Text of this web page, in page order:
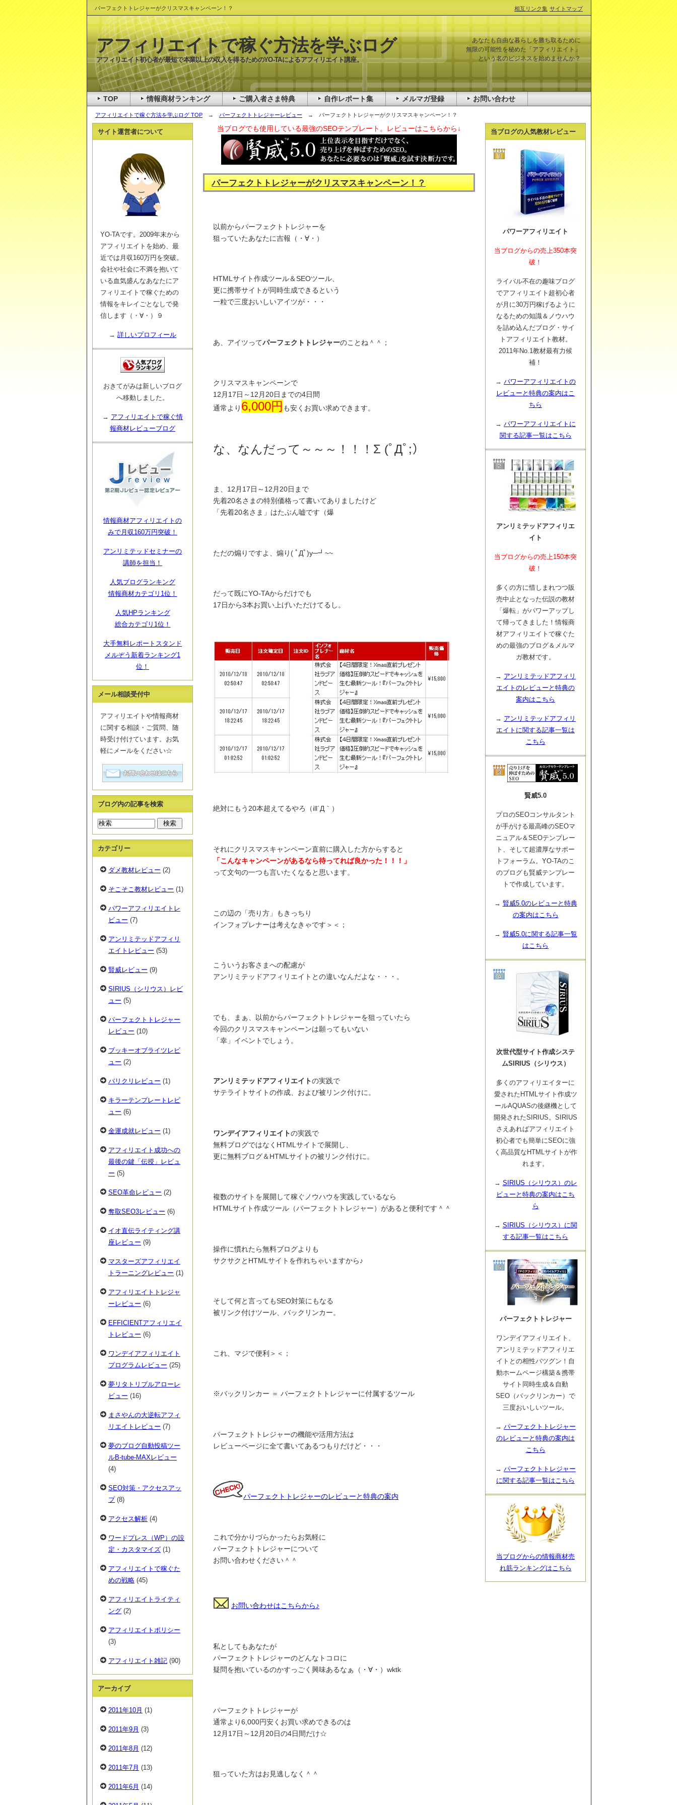
パーフェクトトレジャーがクリスマスキャンペーン！？
アフィリエイトで稼ぐ方法を学ぶログ TOP → パーフェクトトレジャーレビュー → パーフェクトトレジャーがクリスマスキャンペーン！？
当ブログでも使用している最強のSEOテンプレート。レビューはこちらから↓
パーフェクトトレジャーがクリスマスキャンペーン！？
以前からパーフェクトトレジャーを
狙っていたあなたに吉報（・∀・）
HTMLサイト作成ツール＆SEOツール、
更に携帯サイトが同時生成できるという
一粒で三度おいしいアイツが・・・
あ、アイツってパーフェクトトレジャーのことね＾＾；
クリスマスキャンペーンで
12月17日～12月20日までの4日間
通常より 6,000円 も安くお買い求めできます。
な、なんだって～～～！！！Σ (ﾟДﾟ;）
ま、12月17日～12月20日まで
先着20名さまの特別価格って書いてありましたけど
「先着20名さま」はたぶん嘘です（爆
ただの煽りですよ、煽り( ﾟДﾟ)y─┛~~
だって既にYO-TAからだけでも
17日から3本お買い上げいただけてるし。
絶対にもう20本超えてるやろ（ill´Д｀）
それにクリスマスキャンペーン直前に購入した方からすると
「こんなキャンペーンがあるなら待ってれば良かった！！！」
って文句の一つも言いたくなると思います。
この辺の「売り方」もきっちり
インフォプレナーは考えなきゃです＞＜；
こういうお客さまへの配慮が
アンリミテッドアフィリエイトとの違いなんだよな・・・。
でも、まぁ、以前からパーフェクトトレジャーを狙っていたら
今回のクリスマスキャンペーンは願ってもいない
「幸」イベントでしょう。
アンリミテッドアフィリエイトの実践で
サテライトサイトの作成、および被リンク付けに。
ワンデイアフィリエイトの実践で
無料ブログではなくHTMLサイトで展開し、
更に無料ブログ＆HTMLサイトの被リンク付けに。
複数のサイトを展開して稼ぐノウハウを実践しているなら
HTMLサイト作成ツール（パーフェクトトレジャー）があると便利です＾＾
操作に慣れたら無料ブログよりも
サクサクとHTMLサイトを作れちゃいますから♪
そして何と言ってもSEO対策にもなる
被リンク付けツール、バックリンカー。
これ、マジで便利＞＜；
※バックリンカー ＝ パーフェクトトレジャーに付属するツール
パーフェクトトレジャーの機能や活用方法は
レビューページに全て書いてあるつもりだけど・・・
パーフェクトトレジャーのレビューと特典の案内
これで分かりづらかったらお気軽に
パーフェクトトレジャーについて
お問い合わせください＾＾
お問い合わせはこちらから♪
私としてもあなたが
パーフェクトトレジャーのどんなトコロに
疑問を抱いているのかすっごく興味あるなぁ（・∀・）wktk
パーフェクトトレジャーが
通常より6,000円安くお買い求めできるのは
12月17日～12月20日の4日間だけ☆
狙っていた方はお見逃しなく＾＾
サイト運営者について
YO-TAです。2009年末から
アフィリエイトを始め、最
近では月収160万円を突破。
会社や社会に不満を抱いて
いる血気盛んなあなたにア
フィリエイトで稼ぐための
情報をキレイごとなしで発
信します（・∀・）９
→ 詳しいプロフィール
おきてがみは新しいブログ
へ移動しました。
→ アフィリエイトで稼ぐ情
報商材レビューブログ
情報商材アフィリエイトの
みで月収160万円突破！
アンリミテッドセミナーの
講師を担当！
人気ブログランキング
情報商材カテゴリ1位！
人気HPランキング
総合カテゴリ1位！
大手無料レポートスタンド
メルぞう新着ランキング1
位！
メール相談受付中
アフィリエイトや情報商材
に関する相談・ご質問、随
時受け付けています。お気
軽にメールをください☆
ブログ内の記事を検索
カテゴリー
ダメ教材レビュー (2)
そこそこ教材レビュー (1)
パワーアフィリエイトレ
ビュー (7)
アンリミテッドアフィリ
エイトレビュー (53)
賢威レビュー (9)
SIRIUS（シリウス）レビ
ュー (5)
パーフェクトトレジャー
レビュー (10)
ブッキーオブライツレビ
ュー (2)
バリクリレビュー (1)
キラーテンプレートレビ
ュー (6)
金運成就レビュー (1)
アフィリエイト成功への
最後の鍵「伝授」レビュ
ー (5)
SEO革命レビュー (2)
奪取SEO3レビュー (6)
イオ直伝ライティング講
座レビュー (9)
マスターズアフィリエイ
トラーニングレビュー (1)
アフィリエイトトレジャ
ーレビュー (6)
EFFICIENTアフィリエイ
トレビュー (6)
ワンデイアフィリエイト
プログラムレビュー (25)
夢リタトリプルアローレ
ビュー (16)
まさやんの大逆転アフィ
リエイトレビュー (7)
夢のブログ自動投稿ツー
ルB-tube-MAXレビュー
(4)
SEO対策・アクセスアッ
プ(8)
アクセス解析 (4)
ワードプレス（WP）の設
定・カスタマイズ (1)
アフィリエイトで稼ぐた
めの戦略 (45)
アフィリエイトライティ
ング (2)
アフィリエイトポリシー
(3)
アフィリエイト雑記 (90)
アーカイブ
2011年10月 (1)
2011年9月 (3)
2011年8月 (12)
2011年7月 (13)
2011年6月 (14)
当ブログの人気教材レビュー
パワーアフィリエイト
当ブログからの売上350本突
破！
ライバル不在の趣味ブログ
でアフィリエイト超初心者
が月に30万円稼げるように
なるための知識＆ノウハウ
を詰め込んだブログ・サイ
トアフィリエイト教材。
2011年No.1教材最有力候
補！
→ パワーアフィリエイトの
レビューと特典の案内はこ
ちら
→ パワーアフィリエイトに
関する記事一覧はこちら
アンリミテッドアフィリエ
イト
当ブログからの売上150本突
破！
多くの方に惜しまれつつ販
売中止となった伝説の教材
「爆転」がパワーアップし
て帰ってきました！情報商
材アフィリエイトで稼ぐた
めの最強のブログ＆メルマ
ガ教材です。
→ アンリミテッドアフィリ
エイトのレビューと特典の
案内はこちら
→ アンリミテッドアフィリ
エイトに関する記事一覧は
こちら
賢威5.0
プロのSEOコンサルタント
が手がける最高峰のSEOマ
ニュアル＆SEOテンプレー
ト、そして超濃厚なサポー
トフォーラム。YO-TAのこ
のブログも賢威テンプレー
トで作成しています。
→ 賢威5.0のレビューと特典
の案内はこちら
→ 賢威5.0に関する記事一覧
はこちら
次世代型サイト作成システ
ムSIRIUS（シリウス）
多くのアフィリエイターに
愛されたHTMLサイト作成ツ
ールAQUASの後継機として
開発されたSIRIUS。SIRIUS
さえあればアフィリエイト
初心者でも簡単にSEOに強
く高品質なHTMLサイトが作
れます。
→ SIRIUS（シリウス）のレ
ビューと特典の案内はこち
ら
→ SIRIUS（シリウス）に関
する記事一覧はこちら
パーフェクトトレジャー
ワンデイアフィリエイト、
アンリミテッドアフィリエ
イトとの相性バツグン！自
動ホームページ構築＆携帯
サイト同時生成＆自動
SEO（バックリンカー）で
三度おいしいツール。
→ パーフェクトトレジャー
のレビューと特典の案内は
こちら
→ パーフェクトトレジャー
に関する記事一覧はこちら
当ブログからの情報商材売
れ筋ランキングはこちら
アフィリエイトで稼ぐ方法を学ぶログ
アフィリエイト初心者が最短で本業以上の収入を得るためのYO-TAによるアフィリエイト講座。
あなたも自由な暮らしを勝ち取るために
無限の可能性を秘めた「アフィリエイト」
という名のビジネスを始めませんか？
相互リンク集 サイトマップ
TOP 情報商材ランキング ご購入者さま特典 自作レポート集 メルマガ登録 お問い合わせ